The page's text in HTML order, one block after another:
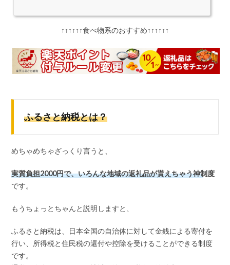
↑↑↑↑↑↑食べ物系のおすすめ↑↑↑↑↑↑
ふるさと納税とは？
めちゃめちゃざっくり言うと、
実質負担2000円で、いろんな地域の返礼品が貰えちゃう神制度
です。
もうちょっとちゃんと説明しますと、
ふるさと納税は、日本全国の自治体に対して金銭による寄付を
行い、所得税と住民税の還付や控除を受けることができる制度
です。